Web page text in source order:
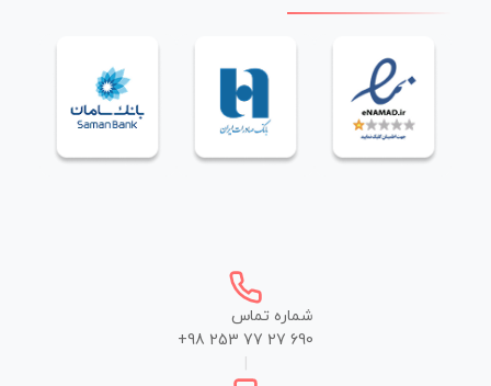
شماره تماس
+98 253 77 27 690